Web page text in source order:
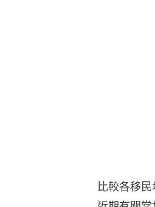
比較各移